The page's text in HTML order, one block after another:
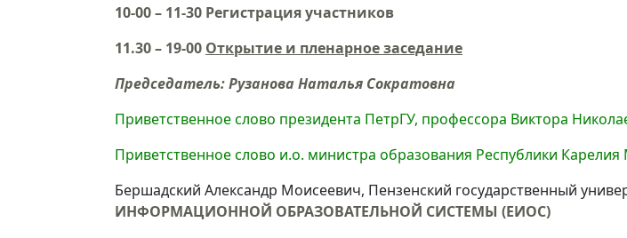
10-00 – 11-30 Регистрация участников
11.30 – 19-00 Открытие и пленарное заседание
Председатель:Рузанова Наталья Сократовна
Приветственное слово президента ПетрГУ, профессора Виктора
Приветственное слово и.о. министра образования Республики
Бершадский Александр Моисеевич, Пензенский государственный
ИНФОРМАЦИОННОЙ ОБРАЗОВАТЕЛЬНОЙ СИСТЕМЫ (ЕИОС)